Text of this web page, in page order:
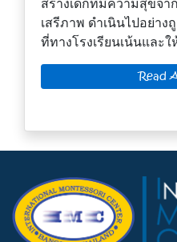
เสรีภาพ ดำเนินไปอย่า
ที่ทางโรงเรียนเน้นแล
Read